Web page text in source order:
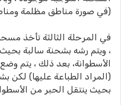
(في صورة مناطق مظلمة
في المرحلة الثالثة تأخذ
، ويتم رشه بشحنة سالبة
الأسطوانة، بعد ذلك ، يتم
(المراد الطباعة عليها) لكن
بحيث ينتقل الحبر من